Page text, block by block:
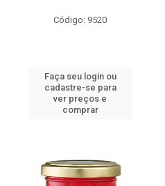
Código: 9520
Faça seu login ou
cadastre-se para
ver preços e
comprar